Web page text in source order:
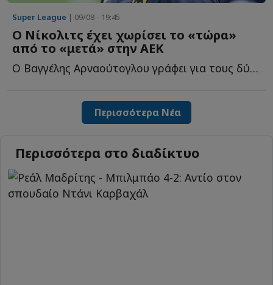
Super League | 09/08 - 19:45
Ο Νίκολιτς έχει χωρίσει το «τώρα»
από το «μετά» στην ΑΕΚ
Ο Βαγγέλης Αρναούτογλου γράφει για τους δύο ξεκάθαρους σ...
Περισσότερα Νέα
Περισσότερα στο διαδίκτυο